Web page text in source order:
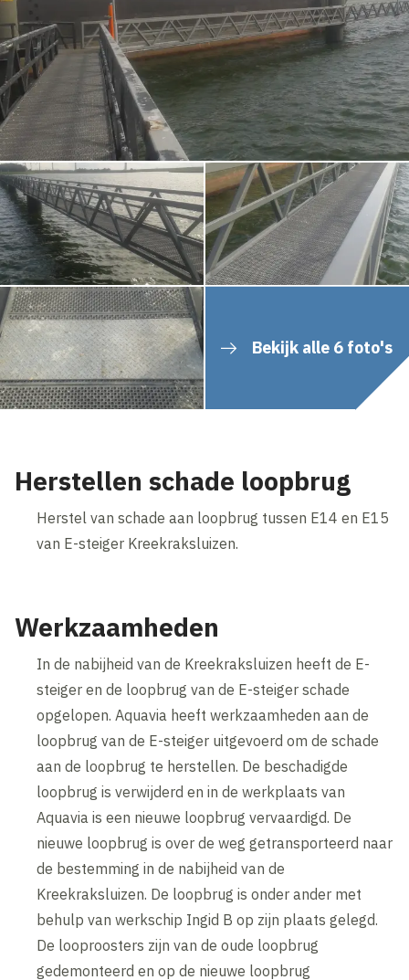
Bekijk alle 6 foto's
Herstellen schade loopbrug
Herstel van schade aan loopbrug tussen E14 en E15
van E-steiger Kreekraksluizen.
Werkzaamheden
In de nabijheid van de Kreekraksluizen heeft de E-
steiger en de loopbrug van de E-steiger schade
opgelopen. Aquavia heeft werkzaamheden aan de
loopbrug van de E-steiger uitgevoerd om de schade
aan de loopbrug te herstellen. De beschadigde
loopbrug is verwijderd en in de werkplaats van
Aquavia is een nieuwe loopbrug vervaardigd. De
nieuwe loopbrug is over de weg getransporteerd naar
de bestemming in de nabijheid van de
Kreekraksluizen. De loopbrug is onder ander met
behulp van werkschip Ingid B op zijn plaats gelegd.
De looproosters zijn van de oude loopbrug
gedemonteerd en op de nieuwe loopbrug